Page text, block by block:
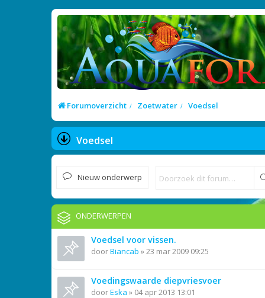
Forumoverzicht Zoetwater Voedsel
Voedsel
Nieuw onderwerp
ONDERWERPEN
Voedsel voor vissen.
doorBiancab »23 mar 2009 09:25
Voedingswaarde diepvriesvoer
doorEska » 04 apr 2013 13:01